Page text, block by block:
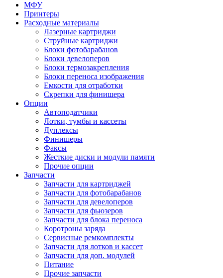
МФУ
Принтеры
Расходные материалы
Лазерные картриджи
Струйные картриджи
Блоки фотобарабанов
Блоки девелоперов
Блоки термозакрепления
Блоки переноса изображения
Емкости для отработки
Скрепки для финишера
Опции
Автоподатчики
Лотки, тумбы и кассеты
Дуплексы
Финишеры
Факсы
Жесткие диски и модули памяти
Прочие опции
Запчасти
Запчасти для картриджей
Запчасти для фотобарабанов
Запчасти для девелоперов
Запчасти для фьюзеров
Запчасти для блока переноса
Коротроны заряда
Сервисные ремкомплекты
Запчасти для лотков и кассет
Запчасти для доп. модулей
Питание
Прочие запчасти